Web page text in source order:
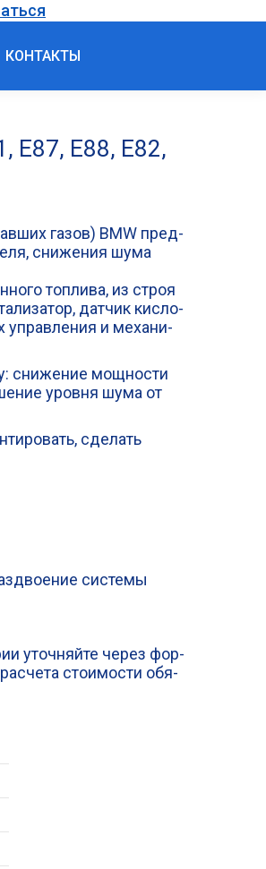
КОНТАКТЫ
E87, E88, E82,
газов) BMW пред­
сни­же­ния шума
топ­ли­ва, из строя
дат­чик кис­ло­
управ­ле­ния и меха­ни­
сни­же­ние мощ­но­сти
уров­ня шума от
сде­лать
систе­мы
уточ­няй­те через фор­
сто­и­мо­сти обя­